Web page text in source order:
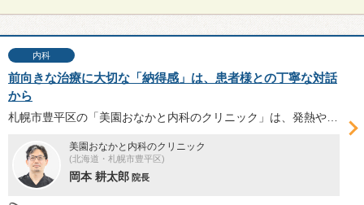
内科
前向きな治療に大切な「納得感」は、患者様との丁寧な対話
から
美園おなかと内科のクリニック
(北海道・札幌市豊平区)
岡本 耕太郎 院長